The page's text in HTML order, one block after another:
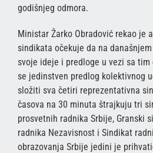
godišnjeg odmora.
Ministar Žarko Obradović rekao je
sindikata očekuje da na
svoje ideje i predloge u vezi sa tim
se jedinstven predlog kolektivnog
složiti sva četiri reprezentativna
časova na 30 minuta štrajkuju tri
prosvetnih radnika Srbije, Granski
radnika Nezavisnost i Sindikat
obrazovanja Srbije jedini je